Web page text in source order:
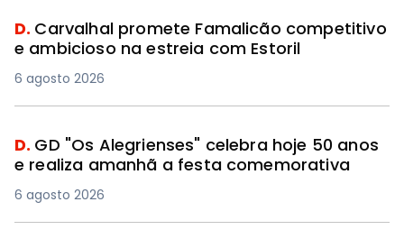
D. Carvalhal promete Famalicão competitivo
e ambicioso na estreia com Estoril
6 agosto 2026
D. GD "Os Alegrienses" celebra hoje 50 anos
e realiza amanhã a festa comemorativa
6 agosto 2026